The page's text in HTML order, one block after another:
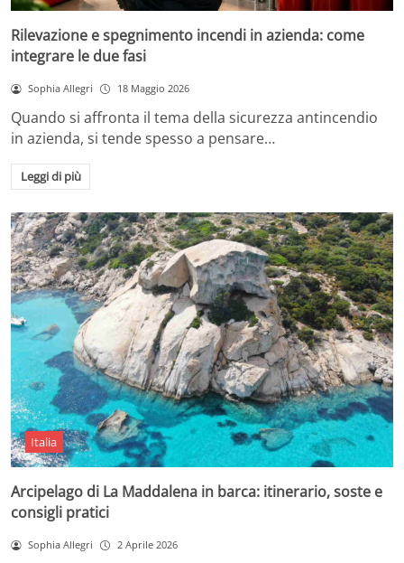
Rilevazione e spegnimento incendi in azienda: come
integrare le due fasi
Sophia Allegri 18 Maggio 2026
Quando si affronta il tema della sicurezza antincendio
in azienda, si tende spesso a pensare…
Leggi di più
Italia
Arcipelago di La Maddalena in barca: itinerario, soste e
consigli pratici
Sophia Allegri 2 Aprile 2026